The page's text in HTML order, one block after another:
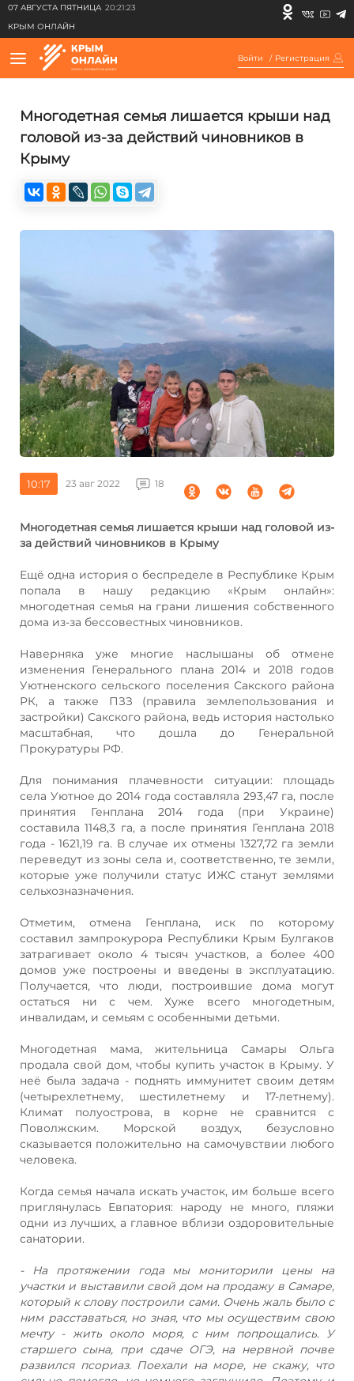
07 АВГУСТА ПЯТНИЦА 20:21:23
КРЫМ ОНЛАЙН
Войти / Регистрация
Многодетная семья лишается крыши над
головой из-за действий чиновников в
Крыму
10:17 23 авг 2022 18
Многодетная семья лишается крыши над головой из-
за действий чиновников в Крыму
Ещё одна история о беспределе в Республике Крым
попала в нашу редакцию «Крым онлайн»:
многодетная семья на грани лишения собственного
дома из-за бессовестных чиновников.
Наверняка уже многие наслышаны об отмене
изменения Генерального плана 2014 и 2018 годов
Уютненского сельского поселения Сакского района
РК, а также ПЗЗ (правила землепользования и
застройки) Сакского района, ведь история настолько
масштабная, что дошла до Генеральной
Прокуратуры РФ.
Для понимания плачевности ситуации: площадь
села Уютное до 2014 года составляла 293,47 га, после
принятия Генплана 2014 года (при Украине)
составила 1148,3 га, а после принятия Генплана 2018
года - 1621,19 га. В случае их отмены 1327,72 га земли
переведут из зоны села и, соответственно, те земли,
которые уже получили статус ИЖС станут землями
сельхозназначения.
Отметим, отмена Генплана, иск по которому
составил зампрокурора Республики Крым Булгаков
затрагивает около 4 тысяч участков, а более 400
домов уже построены и введены в эксплуатацию.
Получается, что люди, построившие дома могут
остаться ни с чем. Хуже всего многодетным,
инвалидам, и семьям с особенными детьми.
Многодетная мама, жительница Самары Ольга
продала свой дом, чтобы купить участок в Крыму. У
неё была задача - поднять иммунитет своим детям
(четырехлетнему, шестилетнему и 17-летнему).
Климат полуострова, в корне не сравнится с
Поволжским. Морской воздух, безусловно
сказывается положительно на самочувствии любого
человека.
Когда семья начала искать участок, им больше всего
приглянулась Евпатория: народу не много, пляжи
одни из лучших, а главное вблизи оздоровительные
санатории.
- На протяжении года мы мониторили цены на
участки и выставили свой дом на продажу в Самаре,
который к слову построили сами. Очень жаль было с
ним расставаться, но зная, что мы осуществим свою
мечту - жить около моря, с ним попрощались. У
старшего сына, при сдаче ОГЭ, на нервной почве
развился псориаз. Поехали на море, не скажу, что